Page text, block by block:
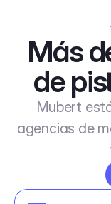
Más
de
Mubert
agencias de